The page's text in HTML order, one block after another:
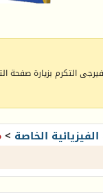
التكرم بزيارة صفحة
الخاصة >